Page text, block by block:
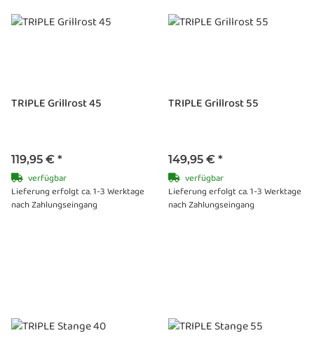
TRIPLE Grillrost 45
119,95 € *
verfügbar
Lieferung erfolgt ca. 1-3 Werktage
nach Zahlungseingang
TRIPLE Grillrost 55
149,95 € *
verfügbar
Lieferung erfolgt ca. 1-3 Werktage
nach Zahlungseingang